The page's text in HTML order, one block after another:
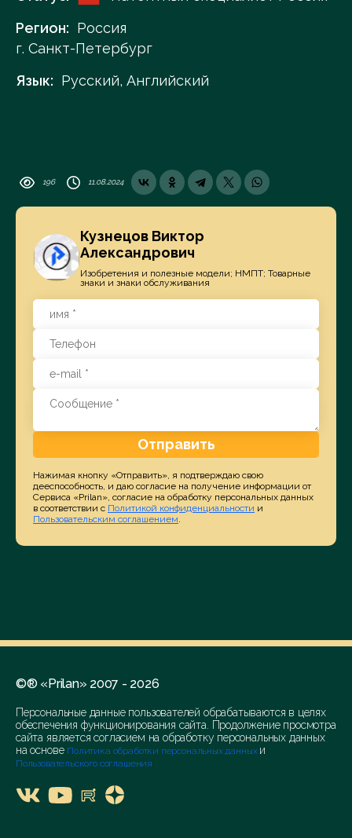
Регион: Россия
г. Санкт-Петербург
Язык: Русский, Английский
196 11.08.2024
Кузнецов Виктор
Александрович
Изобретения и полезные модели; НМПТ; Товарные
знаки и знаки обслуживания
Отправить
Нажимая кнопку «Отправить», я подтверждаю свою
дееспособность, и даю согласие на получение информации от
Сервиса «Prilan», согласие на обработку персональных данных
в соответствии с Политикой конфиденциальности и
Пользовательским соглашением.
©® «Prilan» 2007 - 2026
Персональные данные пользователей обрабатываются в целях
обеспечения функционирования сайта. Продолжение просмотра
сайта является согласием на обработку персональных данных
на основе Политика обработки персональных данных и
Пользовательского соглашения